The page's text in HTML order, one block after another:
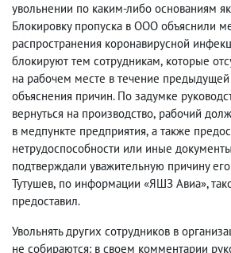
увольнении по каким-либо основаниям
Блокировку пропуска в ООО объяснили
распространения коронавирусной
блокируют тем сотрудникам, которые
на рабочем месте в течение
объяснения причин. По задумке
вернуться на производство, рабочий
в медпункте предприятия, а также
нетрудоспособности или иные документы
подтверждали уважительную причину его
Тутушев, по информации «ЯШЗ Авиа»,
предоставил.
Увольнять других сотрудников в
не собираются: в своем комментарии